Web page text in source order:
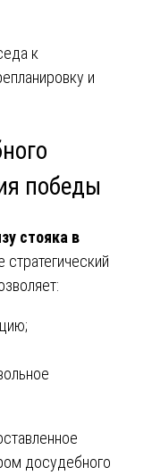
к
и
победы
стояка в
досудебного